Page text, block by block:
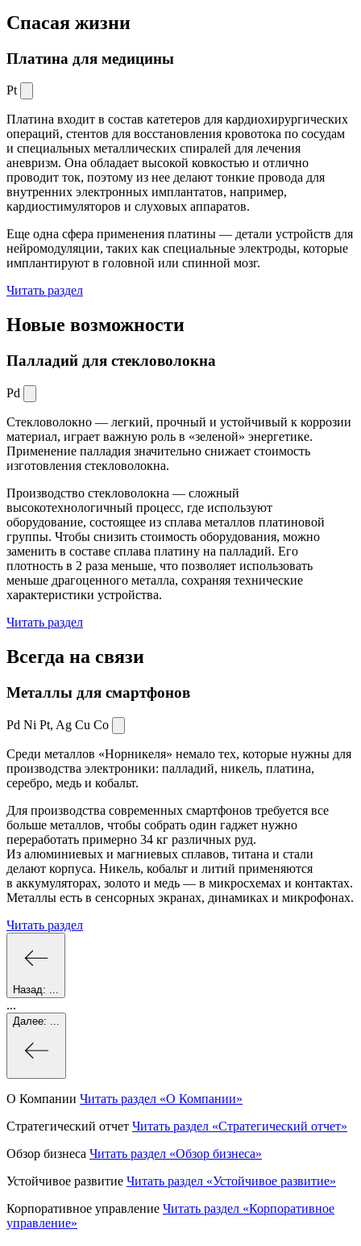
Спасая жизни
Платина для медицины
Pt
Платина входит в состав катетеров для кардиохирургических
операций, стентов для восстановления кровотока по сосудам
и специальных металлических спиралей для лечения
аневризм. Она обладает высокой ковкостью и отлично
проводит ток, поэтому из нее делают тонкие провода для
внутренних электронных имплантатов, например,
кардиостимуляторов и слуховых аппаратов.
Еще одна сфера применения платины — детали устройств для
нейромодуляции, таких как специальные электроды, которые
имплантируют в головной или спинной мозг.
Читать раздел
Новые возможности
Палладий для стекловолокна
Pd
Стекловолокно — легкий, прочный и устойчивый к коррозии
материал, играет важную роль в «зеленой» энергетике.
Применение палладия значительно снижает стоимость
изготовления стекловолокна.
Производство стекловолокна — сложный
высокотехнологичный процесс, где используют
оборудование, состоящее из сплава металлов платиновой
группы. Чтобы снизить стоимость оборудования, можно
заменить в составе сплава платину на палладий. Его
плотность в 2 раза меньше, что позволяет использовать
меньше драгоценного металла, сохраняя технические
характеристики устройства.
Читать раздел
Всегда на связи
Металлы для смартфонов
Pd Ni Pt, Ag Cu Co
Среди металлов «Норникеля» немало тех, которые нужны для
производства электроники: палладий, никель, платина,
серебро, медь и кобальт.
Для производства современных смартфонов требуется все
больше металлов, чтобы собрать один гаджет нужно
переработать примерно 34 кг различных руд.
Из алюминиевых и магниевых сплавов, титана и стали
делают корпуса. Никель, кобальт и литий применяются
в аккумуляторах, золото и медь — в микросхемах и контактах.
Металлы есть в сенсорных экранах, динамиках и микрофонах.
Читать раздел
Назад:
...
Далее:
О Компании Читать раздел «О Компании»
Стратегический отчет Читать раздел «Стратегический отчет»
Обзор бизнеса Читать раздел «Обзор бизнеса»
Устойчивое развитие Читать раздел «Устойчивое развитие»
Корпоративное управление Читать раздел «Корпоративное
управление»